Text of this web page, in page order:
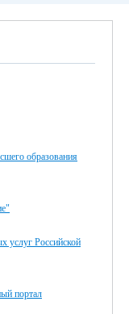
образования
услуг Российской
портал